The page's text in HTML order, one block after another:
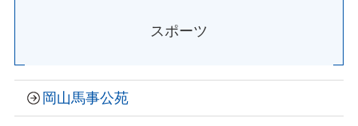
スポーツ
岡山馬事公苑